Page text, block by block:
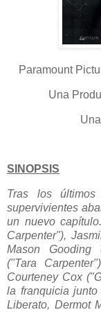
Paramount
Una
SINOPSIS
Tras los últimos
supervivientes
un nuevo
Carpenter"),
Mason Gooding
("Tara
Courteney Cox
la franquicia
Liberato, Dermot